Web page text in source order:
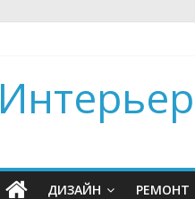
Интерьер
ДИЗАЙН РЕМОНТ